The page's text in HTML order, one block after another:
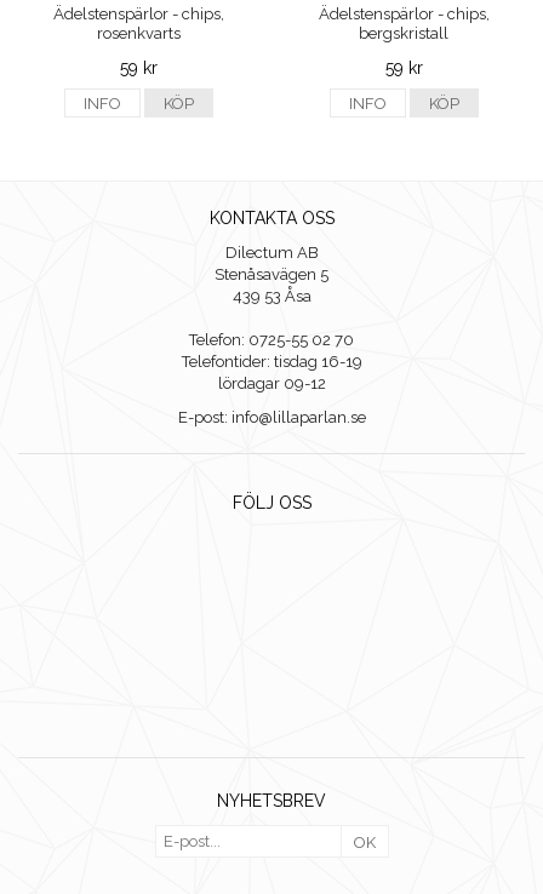
Ädelstenspärlor - chips,
rosenkvarts
59 kr
INFO KÖP
Ädelstenspärlor - chips,
bergskristall
59 kr
INFO KÖP
KONTAKTA OSS
Dilectum AB
Stenåsavägen 5
439 53 Åsa
Telefon: 0725-55 02 70
Telefontider: tisdag 16-19
lördagar 09-12
E-post: info@lillaparlan.se
FÖLJ OSS
NYHETSBREV
OK